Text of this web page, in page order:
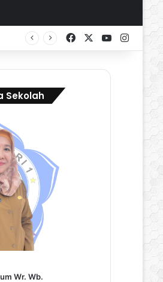
FacebookYouTube
Sekolah
Wr. Wb.